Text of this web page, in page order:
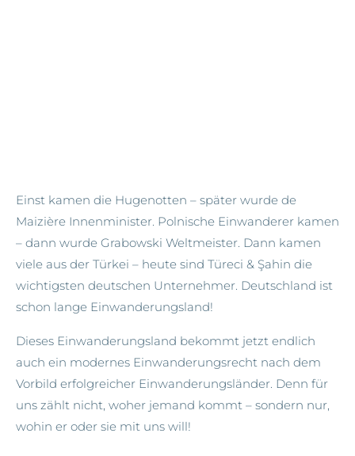
Einst kamen die Hugenotten – später wurde de
Maizière Innenminister. Polnische Einwanderer kamen
– dann wurde Grabowski Weltmeister. Dann kamen
viele aus der Türkei – heute sind Türeci & Şahin die
wichtigsten deutschen Unternehmer. Deutschland ist
schon lange Einwanderungsland!
Dieses Einwanderungsland bekommt jetzt endlich
auch ein modernes Einwanderungsrecht nach dem
Vorbild erfolgreicher Einwanderungsländer. Denn für
uns zählt nicht, woher jemand kommt – sondern nur,
wohin er oder sie mit uns will!